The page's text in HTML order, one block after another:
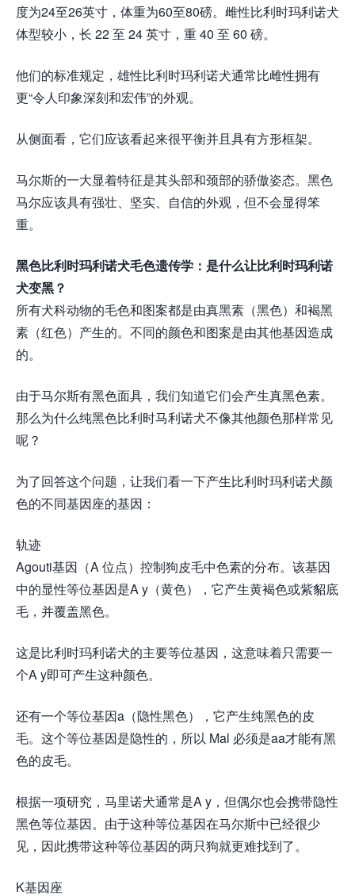
度为24至26英寸，体重为60至80磅。雌性比利时玛利诺犬
体型较小，长 22 至 24 英寸，重 40 至 60 磅。
他们的标准规定，雄性比利时玛利诺犬通常比雌性拥有
更“令人印象深刻和宏伟”的外观。
从侧面看，它们应该看起来很平衡并且具有方形框架。
马尔斯的一大显着特征是其头部和颈部的骄傲姿态。黑色
马尔应该具有强壮、坚实、自信的外观，但不会显得笨
重。
黑色比利时玛利诺犬毛色遗传学：是什么让比利时玛利诺
犬变黑？
所有犬科动物的毛色和图案都是由真黑素（黑色）和褐黑
素（红色）产生的。不同的颜色和图案是由其他基因造成
的。
由于马尔斯有黑色面具，我们知道它们会产生真黑色素。
那么为什么纯黑色比利时马利诺犬不像其他颜色那样常见
呢？
为了回答这个问题，让我们看一下产生比利时玛利诺犬颜
色的不同基因座的基因：
轨迹
Agouti基因（A 位点）控制狗皮毛中色素的分布。该基因
中的显性等位基因是A y（黄色），它产生黄褐色或紫貂底
毛，并覆盖黑色。
这是比利时玛利诺犬的主要等位基因，这意味着只需要一
个A y即可产生这种颜色。
还有一个等位基因a（隐性黑色），它产生纯黑色的皮
毛。这个等位基因是隐性的，所以 Mal 必须是aa才能有黑
色的皮毛。
根据一项研究，马里诺犬通常是A y，但偶尔也会携带隐性
黑色等位基因。由于这种等位基因在马尔斯中已经很少
见，因此携带这种等位基因的两只狗就更难找到了。
K基因座